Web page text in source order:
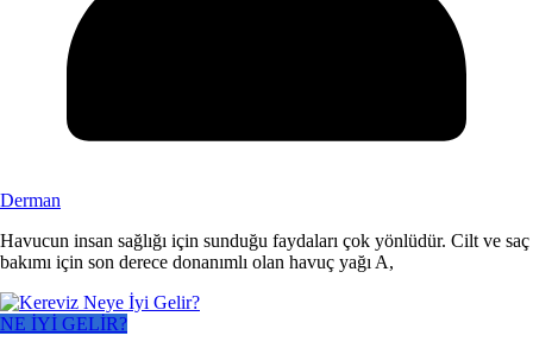
Derman
Havucun insan sağlığı için sunduğu faydaları çok yönlüdür. Cilt ve saç
bakımı için son derece donanımlı olan havuç yağı A,
NE İYİ GELİR?